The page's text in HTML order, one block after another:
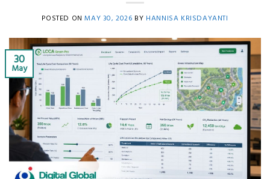
POSTED ONMAY 30, 2026 BY HANNISA KRISDAYANTI
30
May